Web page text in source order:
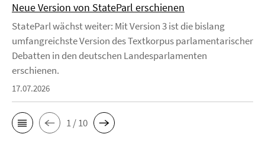
Neue Version von StateParl erschienen
StateParl wächst weiter: Mit Version 3 ist die bislang
umfangreichste Version des Textkorpus parlamentarischer
Debatten in den deutschen Landesparlamenten
erschienen.
17.07.2026
1 / 10